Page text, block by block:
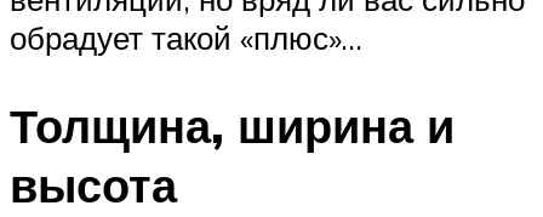
обрадует такой «плюс»…
Толщина, ширина и
высота